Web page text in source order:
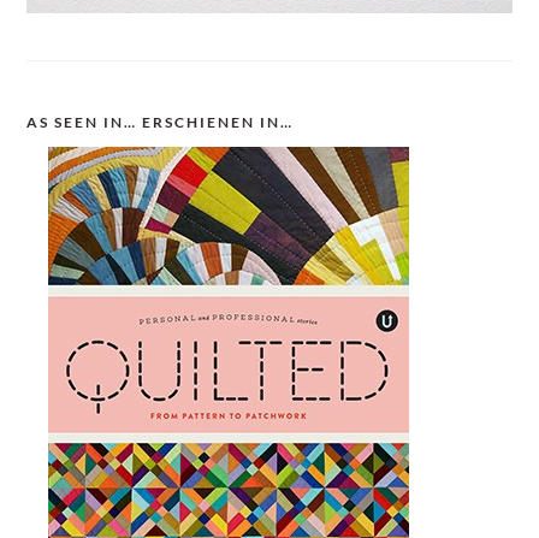
AS SEEN IN… ERSCHIENEN IN…